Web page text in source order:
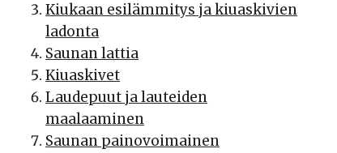
Kiukaan esilämmitys ja kiuaskivien
ladonta
Saunan lattia
Kiuaskivet
Laudepuut ja lauteiden
maalaaminen
Saunan painovoimainen